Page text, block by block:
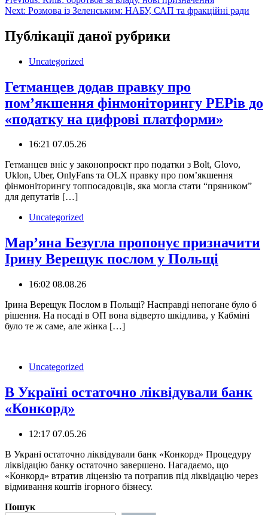
записів
Next: Розмова із Зеленським: НАБУ, САП та фракційні ради
Публікації даної рубрики
Uncategorized
Гетманцев додав правку про
пом’якшення фінмоніторингу PEPів до
«податку на цифрові платформи»
16:21 07.05.26
Гетманцев вніс у законопроєкт про податки з Bolt, Glovo,
Uklon, Uber, OnlyFans та OLX правку про пом’якшення
фінмоніторингу топпосадовців, яка могла стати “пряником”
для депутатів […]
Uncategorized
Мар’яна Безугла пропонує призначити
Ірину Верещук послом у Польщі
16:02 08.08.26
Ірина Верещук Послом в Польщі? Насправді непогане було б
рішення. На посаді в ОП вона відверто шкідлива, у Кабміні
було те ж саме, але жінка […]
Uncategorized
В Україні остаточно ліквідували банк
«Конкорд»
12:17 07.05.26
В Украні остаточно ліквідували банк «Конкорд» Процедуру
ліквідацію банку остаточно завершено. Нагадаємо, що
«Конкорд» втратив ліцензію та потрапив під ліквідацію через
відмивання коштів ігорного бізнесу.
Пошук